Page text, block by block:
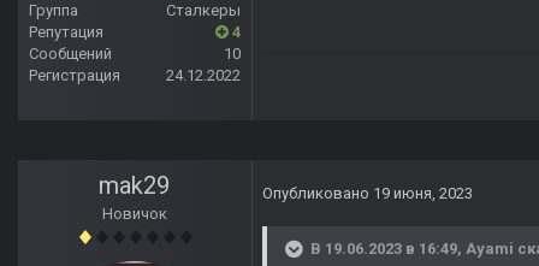
Группа
Сталкеры
Репутация
4
Сообщений
10
Регистрация
24.12.2022
mak29
Новичок
Опубликовано 19 июня, 2023
В 19.06.2023 в 16:49, Ayami